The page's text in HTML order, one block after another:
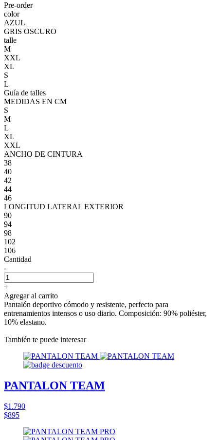
Pre-order
color
AZUL
GRIS OSCURO
talle
M
XXL
XL
S
L
Guía de talles
MEDIDAS EN CM
S
M
L
XL
XXL
ANCHO DE CINTURA
38
40
42
44
46
LONGITUD LATERAL EXTERIOR
90
94
98
102
106
Cantidad
-
+
Agregar al carrito
Pantalón deportivo cómodo y resistente, perfecto para
entrenamientos intensos o uso diario. Composición: 90% poliéster,
10% elastano.
También te puede interesar
PANTALON TEAM
$1.790
$895